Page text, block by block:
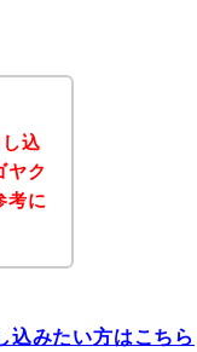
込
ヤク
考に
込みたい方はこちら